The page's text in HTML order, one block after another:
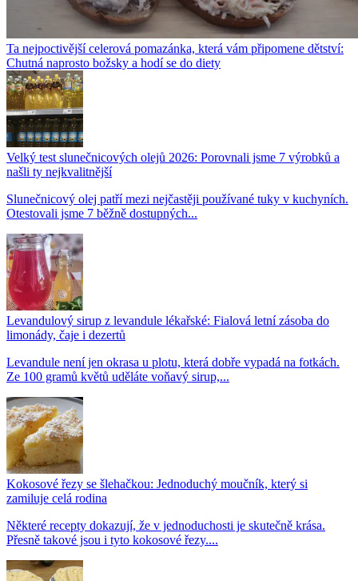
Ta nejpoctivější celerová pomazánka, která vám připomene dětství:
Chutná naprosto božsky a hodí se do diety
Velký test slunečnicových olejů 2026: Porovnali jsme 7 výrobků a
našli ty nejkvalitnější
Slunečnicový olej patří mezi nejčastěji používané tuky v kuchyních.
Otestovali jsme 7 běžně dostupných...
Levandulový sirup z levandule lékařské: Fialová letní zásoba do
limonády, čaje i dezertů
Levandule není jen okrasa u plotu, která dobře vypadá na fotkách.
Ze 100 gramů květů uděláte voňavý sirup,...
Kokosové řezy se šlehačkou: Jednoduchý moučník, který si
zamiluje celá rodina
Některé recepty dokazují, že v jednoduchosti je skutečně krása.
Přesně takové jsou i tyto kokosové řezy....